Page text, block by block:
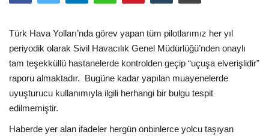
Halil ÖNCÜ kimdir?
KVKK Aydınlatma Metni
Haberler
Görüntülü
Araştırma - İnceleme
Türk Hava Yolları’nda görev yapan tüm pilotlarımız her yıl
periyodik olarak Sivil Havacılık Genel Müdürlüğü’nden onaylı
tam teşekküllü hastanelerde kontrolden geçip “uçuşa elverişlidir”
raporu almaktadır. Bugüne kadar yapılan muayenelerde
uyuşturucu kullanımıyla ilgili herhangi bir bulgu tespit
edilmemiştir.
Haberde yer alan ifadeler hergün onbinlerce yolcu taşıyan